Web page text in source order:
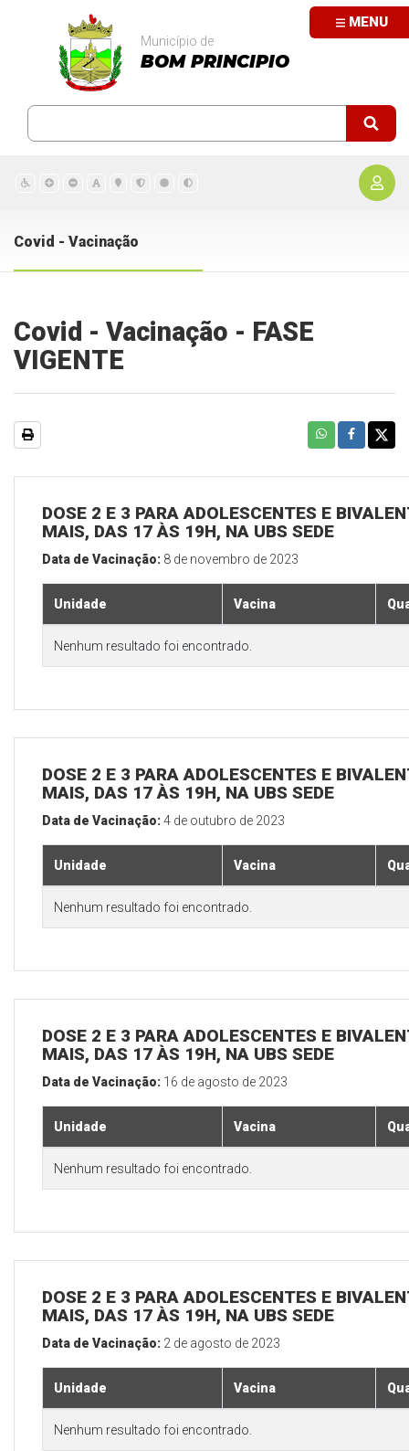
MENU
Município de
BOM PRINCIPIO
Covid - Vacinação
Covid - Vacinação - FASE
VIGENTE
DOSE 2 E 3 PARA ADOLESCENTES E
MAIS, DAS 17 ÀS 19H, NA UBS SEDE
Data de Vacinação: 8 de novembro de 2023
Unidade Vacina
Nenhum resultado foi encontrado.
DOSE 2 E 3 PARA ADOLESCENTES E
MAIS, DAS 17 ÀS 19H, NA UBS SEDE
Data de Vacinação:4 de outubro de 2023
Unidade Vacina
Nenhum resultado foi encontrado.
DOSE 2 E 3 PARA ADOLESCENTES E
MAIS, DAS 17 ÀS 19H, NA UBS SEDE
Data de Vacinação: 16 de agosto de 2023
Unidade Vacina
Nenhum resultado foi encontrado.
DOSE 2 E 3 PARA ADOLESCENTES E
MAIS, DAS 17 ÀS 19H, NA UBS SEDE
Data de Vacinação: 2 de agosto de 2023
Unidade Vacina
Nenhum resultado foi encontrado.